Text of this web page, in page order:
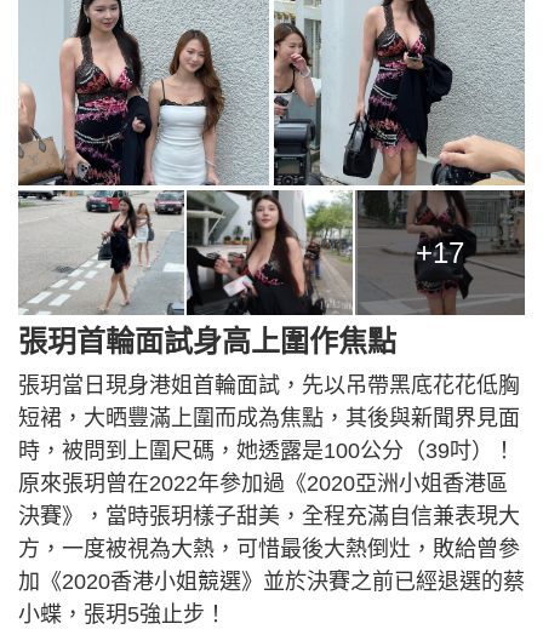
+17
張玥首輪面試身高上圍作焦點
張玥當日現身港姐首輪面試，先以吊帶黑底花花低胸
短裙，大晒豐滿上圍而成為焦點，其後與新聞界見面
時，被問到上圍尺碼，她透露是100公分（39吋）！
原來張玥曾在2022年參加過《2020亞洲小姐香港區
決賽》，當時張玥樣子甜美，全程充滿自信兼表現大
方，一度被視為大熱，可惜最後大熱倒灶，敗給曾參
加《2020香港小姐競選》並於決賽之前已經退選的蔡
小蝶，張玥5強止步！